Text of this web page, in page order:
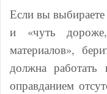
Если вы
и «чуть
материалов»,
должна работать
оправданием